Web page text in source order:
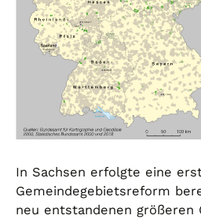
In Sachsen erfolgte eine
Gemeindegebietsreform
neu entstandenen größeren